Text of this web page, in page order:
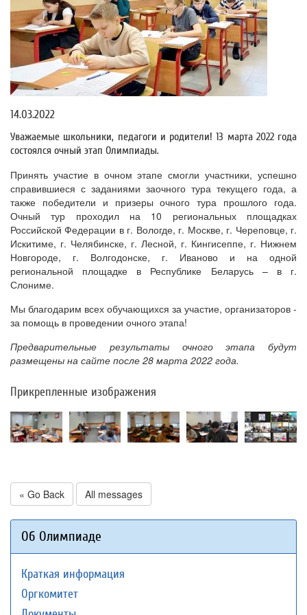
14.03.2022
Уважаемые школьники, педагоги и родители! 13 марта 2022 года
состоялся очный этап Олимпиады.
Принять участие в очном этапе смогли участники, успешно
справившиеся с заданиями заочного тура текущего года, а
также победители и призеры очного тура прошлого года.
Очный тур проходил на 10 региональных площадках
Российской Федерации в г. Вологде, г. Москве, г. Череповце, г.
Искитиме, г. Челябинске, г. Лесной, г. Кингисеппе, г. Нижнем
Новгороде, г. Волгодонске, г. Иваново и на одной
региональной площадке в Республике Беларусь – в г.
Слониме.
Мы благодарим всех обучающихся за участие, организаторов -
за помощь в проведении очного этапа!
Предварительные результаты очного этапа будут
размещены на сайте после 28 марта 2022 года.
Прикрепленные изображения
« Go Back All messages
Об Олимпиаде
Краткая информация
Оргкомитет